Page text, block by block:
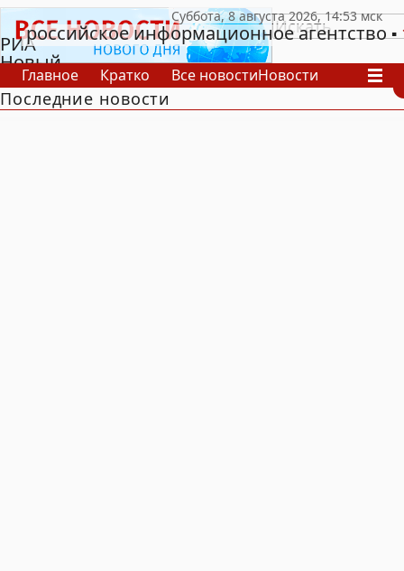
РИА
Новый
День
российское информационное агентство
Главное Кратко Все новостиНовости
В России
В мире
Последние новости